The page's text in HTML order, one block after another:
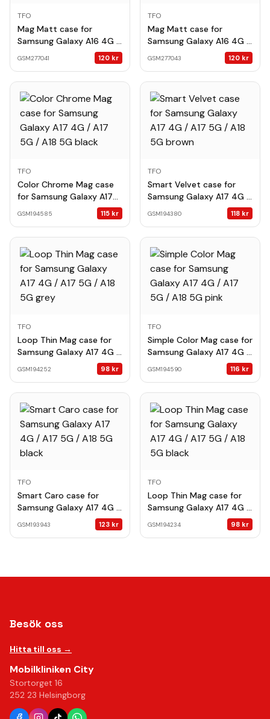
TFO
Mag Matt case for
Samsung Galaxy A16 4G /
A16 5G / A17 4G / A17 5G
/ A18 5G brown big hole
GSM277041 120 kr
TFO
Mag Matt case for
Samsung Galaxy A16 4G /
A16 5G / A17 4G / A17 5G
/ A18 5G dark blue big
GSM277043 120 kr
TFO
Color Chrome Mag case
for Samsung Galaxy A17
4G / A17 5G / A18 5G
GSM194585 115 kr
TFO
Smart Velvet case for
Samsung Galaxy A17 4G /
A17 5G / A18 5G brown
GSM194380 118 kr
TFO
Loop Thin Mag case for
Samsung Galaxy A17 4G /
A17 5G / A18 5G grey
GSM194252 98 kr
TFO
Simple Color Mag case for
Samsung Galaxy A17 4G /
A17 5G / A18 5G pink
GSM194590 116 kr
TFO
Smart Caro case for
Samsung Galaxy A17 4G /
A17 5G / A18 5G black
GSM193943 123 kr
TFO
Loop Thin Mag case for
Samsung Galaxy A17 4G /
A17 5G / A18 5G black
GSM194234 98 kr
Besök oss
Hitta till oss →
Mobilkliniken City
Stortorget 16
252 23 Helsingborg